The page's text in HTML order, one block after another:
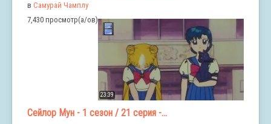
в Самурай Чамплу
7,430 просмотр(а/ов)
23:39
Сейлор Мун - 1 сезон / 21 серия -...